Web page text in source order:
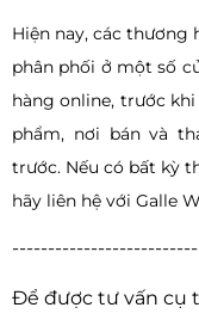
Hiện nay, các
phân phối ở một số
hàng online, trước
phẩm, nơi bán và
trước. Nếu có bất kỳ
hãy liên hệ với Galle
Để được tư vấn cụ